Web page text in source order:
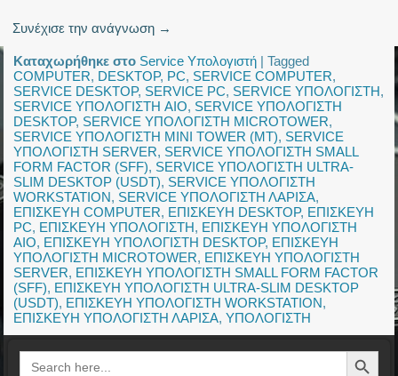
Συνέχισε την ανάγνωση →
Καταχωρήθηκε στο Service Υπολογιστή |Tagged
COMPUTER, DESKTOP, PC, SERVICE COMPUTER,
SERVICE DESKTOP, SERVICE PC, SERVICE ΥΠΟΛΟΓΙΣΤΗ,
SERVICE ΥΠΟΛΟΓΙΣΤΗ AIO, SERVICE ΥΠΟΛΟΓΙΣΤΗ
DESKTOP, SERVICE ΥΠΟΛΟΓΙΣΤΗ MICROTOWER,
SERVICE ΥΠΟΛΟΓΙΣΤΗ MINI TOWER (MT), SERVICE
ΥΠΟΛΟΓΙΣΤΗ SERVER, SERVICE ΥΠΟΛΟΓΙΣΤΗ SMALL
FORM FACTOR (SFF), SERVICE ΥΠΟΛΟΓΙΣΤΗ ULTRA-
SLIM DESKTOP (USDT), SERVICE ΥΠΟΛΟΓΙΣΤΗ
WORKSTATION, SERVICE ΥΠΟΛΟΓΙΣΤΗ ΛΑΡΙΣΑ,
ΕΠΙΣΚΕΥΗ COMPUTER, ΕΠΙΣΚΕΥΗ DESKTOP, ΕΠΙΣΚΕΥΗ
PC, ΕΠΙΣΚΕΥΗ ΥΠΟΛΟΓΙΣΤΗ, ΕΠΙΣΚΕΥΗ ΥΠΟΛΟΓΙΣΤΗ
AIO, ΕΠΙΣΚΕΥΗ ΥΠΟΛΟΓΙΣΤΗ DESKTOP, ΕΠΙΣΚΕΥΗ
ΥΠΟΛΟΓΙΣΤΗ MICROTOWER, ΕΠΙΣΚΕΥΗ ΥΠΟΛΟΓΙΣΤΗ
SERVER, ΕΠΙΣΚΕΥΗ ΥΠΟΛΟΓΙΣΤΗ SMALL FORM FACTOR
(SFF), ΕΠΙΣΚΕΥΗ ΥΠΟΛΟΓΙΣΤΗ ULTRA-SLIM DESKTOP
(USDT), ΕΠΙΣΚΕΥΗ ΥΠΟΛΟΓΙΣΤΗ WORKSTATION,
ΕΠΙΣΚΕΥΗ ΥΠΟΛΟΓΙΣΤΗ ΛΑΡΙΣΑ,ΥΠΟΛΟΓΙΣΤΗ
Search
for:
Search Button